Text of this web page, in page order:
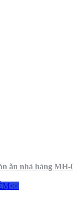
ăn nhà hàng MH-